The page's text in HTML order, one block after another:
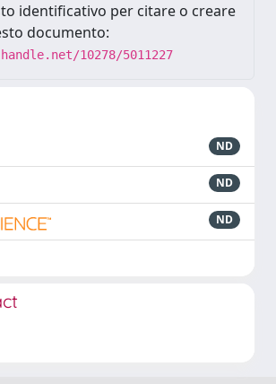
identificativo per citare o creare
documento:
10278/5011227
ND
ND
ND